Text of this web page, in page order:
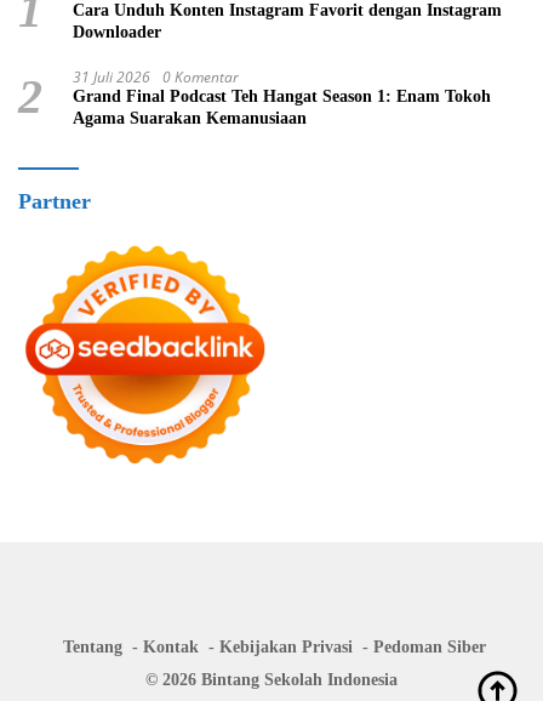
Cara Unduh Konten Instagram Favorit dengan Instagram
Downloader
2 31 Juli 2026 0 Komentar
Grand Final Podcast Teh Hangat Season 1: Enam Tokoh
Agama Suarakan Kemanusiaan
Partner
Tentang Kontak Kebijakan Privasi
Pedoman Siber
© 2026 Bintang Sekolah Indonesia